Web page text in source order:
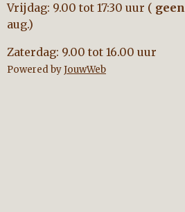
Vrijdag: 9.00 tot 17:30 uur ( geen
aug.)
Zaterdag: 9.00 tot 16.00 uur
Powered byJouwWeb